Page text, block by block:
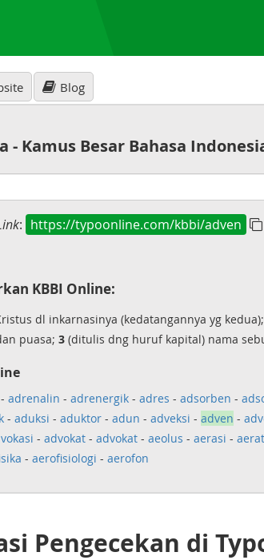
Blog
- Kamus Besar Bahasa
: https://typoonline.com/kbbi/adven
KBBI Online:
dl inkarnasinya (kedatangannya yg kedua);
puasa; 3(ditulis dng huruf kapital) nama
- adrenalin - adrenergik- adres - adsorben -
- aduksi - aduktor- adun - adveksi - adven -
- advokat- advokat- aeolus - aerasi -
- aerofisiologi - aerofon
Pengecekan di